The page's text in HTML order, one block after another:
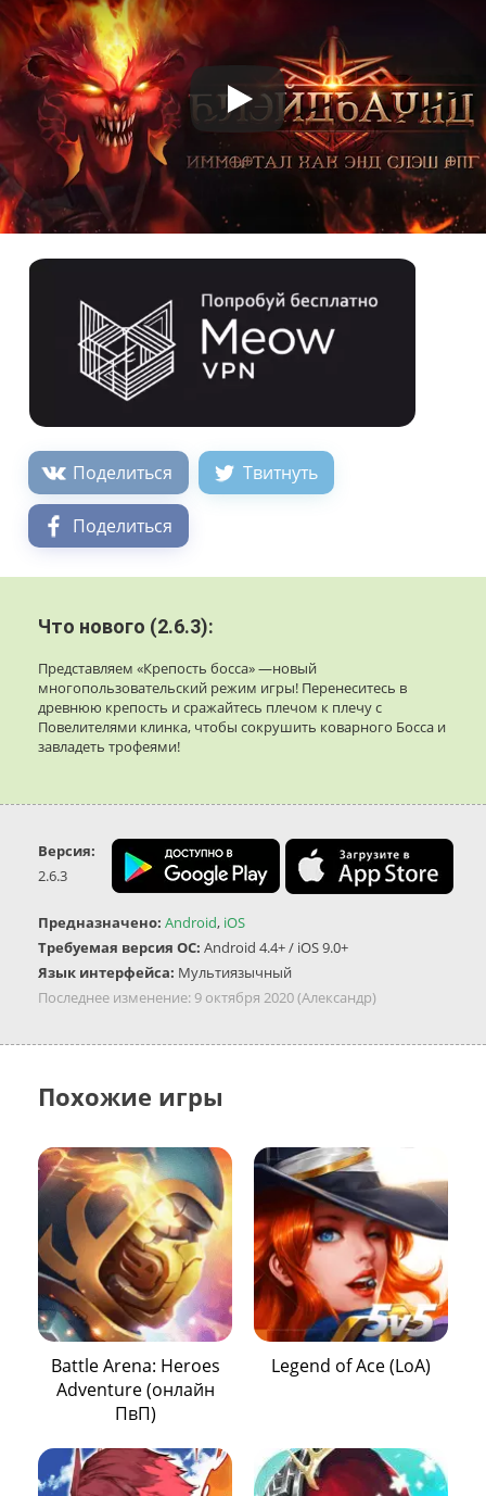
Поделиться Твитнуть
Поделиться
Что нового (2.6.3):
Представляем «Крепость босса» —новый
многопользовательский режим игры! Перенеситесь в
древнюю крепость и сражайтесь плечом к плечу с
Повелителями клинка, чтобы сокрушить коварного Босса и
завладеть трофеями!
Версия:
2.6.3
Предназначено: Android, iOS
Требуемая версия ОС: Android 4.4+ / iOS 9.0+
Язык интерфейса: Мультиязычный
Последнее изменение: 9 октября 2020(Александр)
Похожие игры
Battle Arena: Heroes
Adventure (онлайн
ПвП)
Legend of Ace (LoA)